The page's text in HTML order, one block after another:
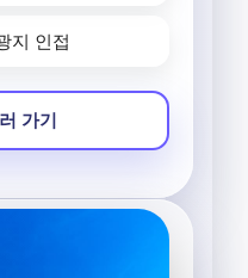
지 인접
가기